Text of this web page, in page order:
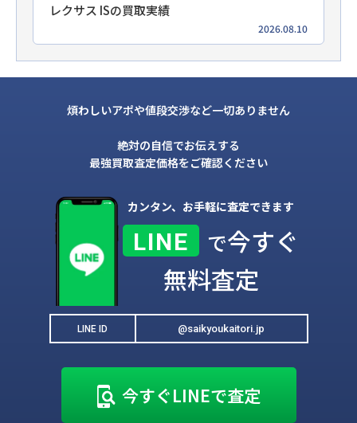
レクサス ISの買取実績
2026.08.10
煩わしいアポや値段交渉など一切ありません
絶対の自信でお伝えする
最強買取査定価格をご確認ください
カンタン、お手軽に査定できます
LINE で今すぐ
無料査定
LINE ID @saikyoukaitori.jp
今すぐLINEで査定